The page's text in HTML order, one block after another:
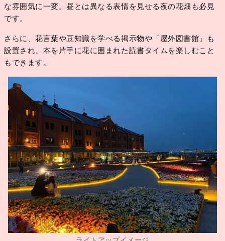
な雰囲気に一変。昼とは異なる表情を見せる夜の花畑も必見
です。
さらに、花言葉や豆知識を学べる掲示物や「屋外図書館」も
設置され、本を片手に花に囲まれた読書タイムを楽しむこと
もできます。